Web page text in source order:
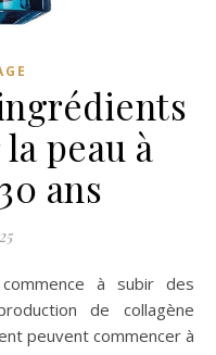
peau à
ans
de collagène
peuvent commencer à